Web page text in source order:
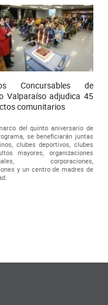
Concursables de
Valparaíso adjudica 45
comunitarios
del quinto aniversario de
se beneficiarán juntas
clubes deportivos, clubes
mayores, organizaciones
corporaciones,
y un centro de madres de